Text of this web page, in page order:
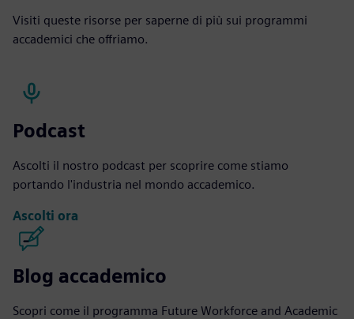
Visiti queste risorse per saperne di più sui programmi
accademici che offriamo.
Podcast
Ascolti il nostro podcast per scoprire come stiamo
portando l'industria nel mondo accademico.
Ascolti ora
Blog accademico
Scopri come il programma Future Workforce and Academic